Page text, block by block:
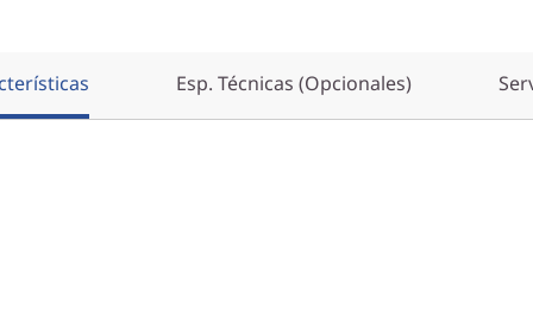
Esp. Técnicas (Opcionales)